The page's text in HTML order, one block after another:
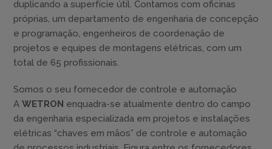
duplicando a superfície útil. Contamos com oficinas
próprias, um departamento de engenharia de concepção
e programação, engenheiros de coordenação de
projetos e equipes de montagens elétricas, com um
total de 65 profissionais.
Somos o seu fornecedor de controle e automação
A WETRON enquadra-se atualmente dentro do campo
da engenharia especializada em projetos e instalações
elétricas “chaves em mãos” de controle e automação